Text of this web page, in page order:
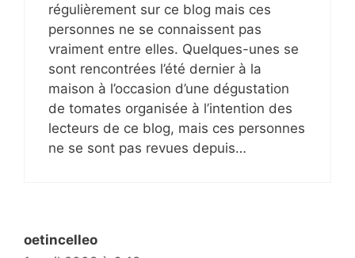
régulièrement sur ce blog mais ces
personnes ne se connaissent pas
vraiment entre elles. Quelques-unes se
sont rencontrées l’été dernier à la
maison à l’occasion d’une dégustation
de tomates organisée à l’intention des
lecteurs de ce blog, mais ces personnes
ne se sont pas revues depuis…
oetincelleo